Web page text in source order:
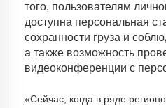
того, пользователям
доступна персональная
сохранности груза и
а также возможность
видеоконференции с
«Сейчас, когда в ряде